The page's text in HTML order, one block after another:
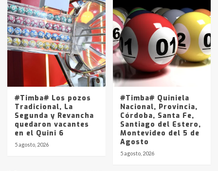
#Timba# Los pozos
Tradicional, La
Segunda y Revancha
quedaron vacantes
en el Quini 6
5 agosto, 2026
#Timba# Quiniela
Nacional, Provincia,
Córdoba, Santa Fe,
Santiago del Estero,
Montevideo del 5 de
Agosto
5 agosto, 2026